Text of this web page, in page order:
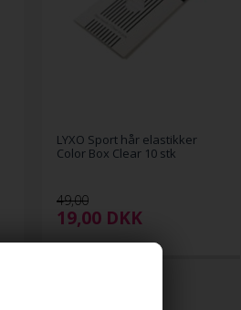
LYXO Sport hår elastikker
Color Box Clear 10 stk
49,00
19,00 DKK